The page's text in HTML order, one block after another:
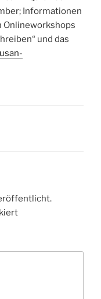
Informationen
Onlineworkshops
und das